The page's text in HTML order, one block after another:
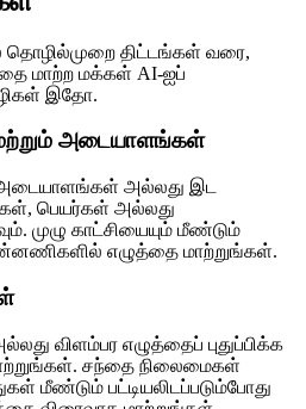
தொழில்முறை திட்டங்கள் வரை,
மாற்ற மக்கள் AI-ஐப்
இதோ.
மற்றும் அடையாளங்கள்
அடையாளங்கள் அல்லது இட
பெயர்கள் அல்லது
முழு காட்சியையும் மீண்டும்
எழுத்தை மாற்றுங்கள்.
விளம்பர எழுத்தைப் புதுப்பிக்க
சந்தை நிலைமைகள்
மீண்டும் பட்டியலிடப்படும்போது